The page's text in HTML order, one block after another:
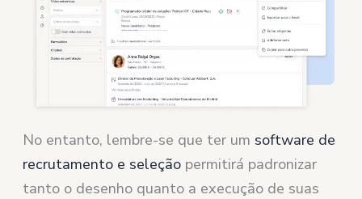
No entanto, lembre-se que ter um software de
recrutamento e seleção permitirá padronizar
tanto o desenho quanto a execução de suas